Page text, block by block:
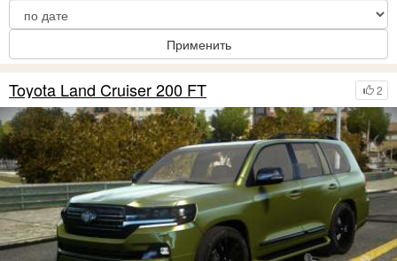
Применить
2
Toyota Land Cruiser 200 FT